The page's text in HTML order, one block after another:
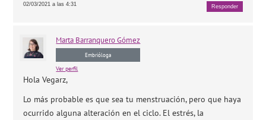
02/03/2021 a las 4:31 Responder
Marta Barranquero Gómez
Embrióloga
Ver perfil
Hola Vegarz,
Lo más probable es que sea tu menstruación, pero que haya
ocurrido alguna alteración en el ciclo. El estrés, la